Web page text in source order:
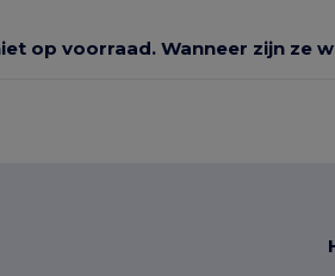
op voorraad. Wanneer zijn ze